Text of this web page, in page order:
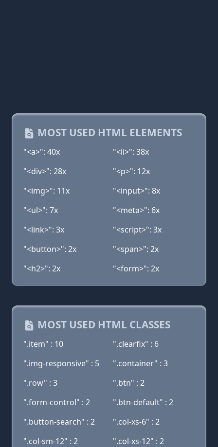
MOST USED HTML ELEMENTS
"<a>": 40x
"<li>": 38x
"<div>": 28x
"<p>": 12x
"<img>": 11x
"<input>": 8x
"<ul>": 7x
"<meta>": 6x
"<link>": 3x
"<script>": 3x
"<button>": 2x
"<span>": 2x
"<h2>": 2x
"<form>": 2x
MOST USED HTML CLASSES
".item" : 10
".clearfix" : 6
".img-responsive" : 5
".container" : 3
".row" : 3
".btn" : 2
".form-control" : 2
".btn-default" : 2
".button-search" : 2
".col-xs-6" : 2
".col-sm-12" : 2
".col-xs-12" : 2